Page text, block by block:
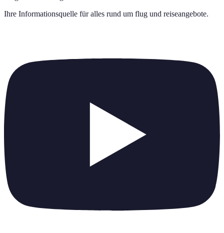
Ihre Informationsquelle für alles rund um flug und reiseangebote.